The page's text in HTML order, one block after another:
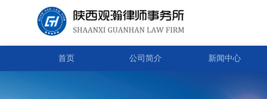
首页 公司简介 新闻中心